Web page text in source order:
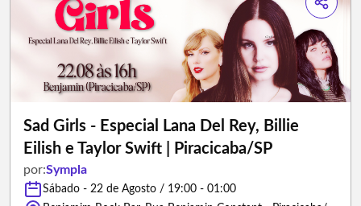
Sad Girls - Especial Lana Del Rey, Billie
Eilish e Taylor Swift | Piracicaba/SP
por:Sympla
Sábado - 22 de Agosto / 19:00 - 01:00